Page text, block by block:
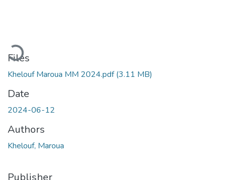
Loading...
Files
Khelouf Maroua MM 2024.pdf(3.11 MB)
Date
2024-06-12
Authors
Khelouf, Maroua
Publisher